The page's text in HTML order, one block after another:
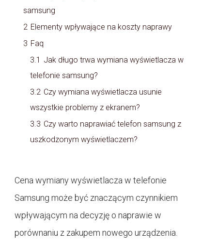
samsung
2 Elementy wpływające na koszty naprawy
3 Faq
3.1 Jak długo trwa wymiana wyświetlacza w
telefonie samsung?
3.2 Czy wymiana wyświetlacza usunie
wszystkie problemy z ekranem?
3.3 Czy warto naprawiać telefon samsung z
uszkodzonym wyświetlaczem?
Cena wymiany wyświetlacza w telefonie
Samsung może być znaczącym czynnikiem
wpływającym na decyzję o naprawie w
porównaniu z zakupem nowego urządzenia.